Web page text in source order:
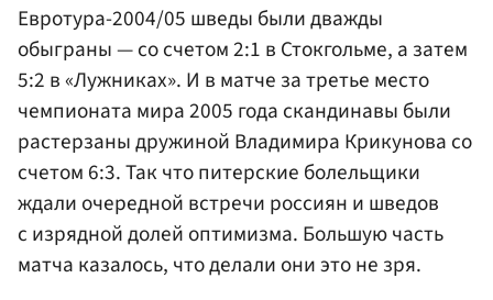
Евротура-2004/05 шведы были дважды
обыграны — со счетом 2:1 в Стокгольме, а затем
5:2 в «Лужниках». И в матче за третье место
чемпионата мира 2005 года скандинавы были
растерзаны дружиной Владимира Крикунова со
счетом 6:3. Так что питерские болельщики
ждали очередной встречи россиян и шведов
с изрядной долей оптимизма. Большую часть
матча казалось, что делали они это не зря.